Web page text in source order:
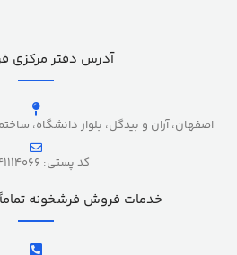
آدرس دفتر مرکزی
اصفهان، آران و بیدگل، بلوار دانشگاه،
کد پستی: 8741114066
خدمات فروش فرشخونه